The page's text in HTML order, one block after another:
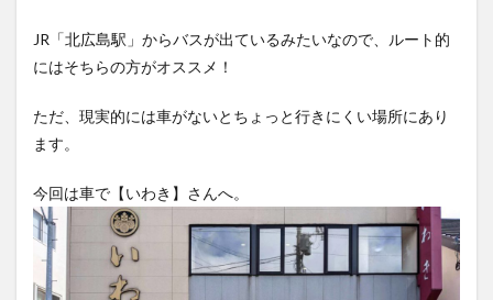
JR「北広島駅」からバスが出ているみたいなので、ルート的
にはそちらの方がオススメ！
ただ、現実的には車がないとちょっと行きにくい場所にあり
ます。
今回は車で【いわき】さんへ。